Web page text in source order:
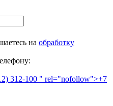
на обработку
312-100 " rel="nofollow">+7